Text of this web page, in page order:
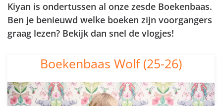
Kiyan is ondertussen al onze zesde Boekenbaas.
Ben je benieuwd welke boeken zijn voorgangers
graag lezen? Bekijk dan snel de vlogjes!
Boekenbaas Wolf (25-26)